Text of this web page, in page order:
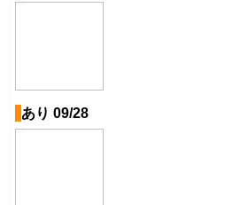
あり 09/28